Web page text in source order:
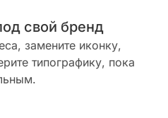
свой бренд
замените иконку,
типографику, пока